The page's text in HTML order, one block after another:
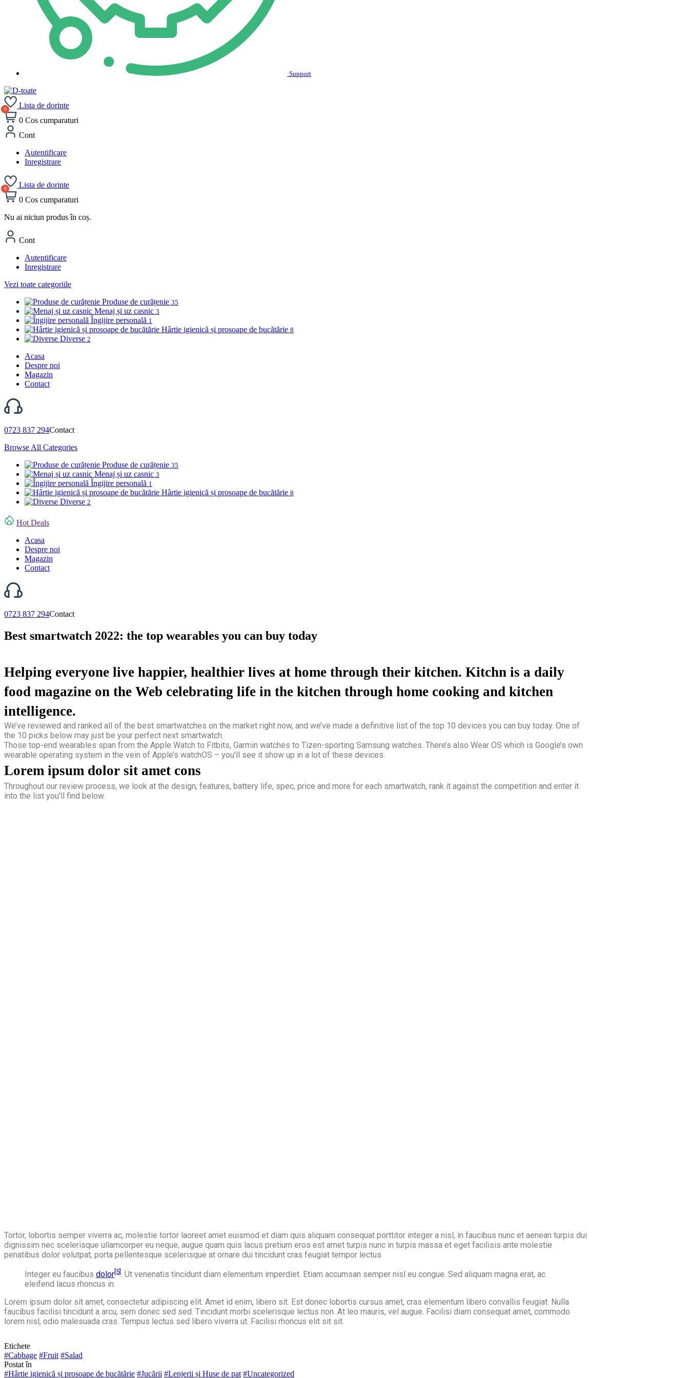
Support
Lista de dorinte
0 Cos cumparaturi
Cont
Autentificare
Inregistrare
Lista de dorinte
0 Cos cumparaturi
Nu ai niciun produs în coș.
Cont
Autentificare
Inregistrare
Vezi toate categoriile
Produse de curățenie 35
Menaj și uz casnic 3
Îngijire personală 1
Hârtie igienică și prosoape de bucătărie 8
Diverse 2
Acasa
Despre noi
Magazin
Contact
0723 837 294Contact
Browse All Categories
Produse de curățenie 35
Menaj și uz casnic 3
Îngijire personală 1
Hârtie igienică și prosoape de bucătărie 8
Diverse 2
Hot Deals
Acasa
Despre noi
Magazin
Contact
0723 837 294Contact
Best smartwatch 2022: the top wearables you can buy today
Helping everyone live happier, healthier lives at home through their kitchen. Kitchn is a daily
food magazine on the Web celebrating life in the kitchen through home cooking and kitchen
intelligence.
We’ve reviewed and ranked all of the best smartwatches on the market right now, and we’ve made a definitive list of the top 10 devices you can buy today. One of
the 10 picks below may just be your perfect next smartwatch.
Those top-end wearables span from the Apple Watch to Fitbits, Garmin watches to Tizen-sporting Samsung watches. There’s also Wear OS which is Google’s own
wearable operating system in the vein of Apple’s watchOS – you’ll see it show up in a lot of these devices.
Lorem ipsum dolor sit amet cons
Throughout our review process, we look at the design, features, battery life, spec, price and more for each smartwatch, rank it against the competition and enter it
into the list you’ll find below.
Tortor, lobortis semper viverra ac, molestie tortor laoreet amet euismod et diam quis aliquam consequat porttitor integer a nisl, in faucibus nunc et aenean turpis dui
dignissim nec scelerisque ullamcorper eu neque, augue quam quis lacus pretium eros est amet turpis nunc in turpis massa et eget facilisis ante molestie
penatibus dolor volutpat, porta pellentesque scelerisque at ornare dui tincidunt cras feugiat tempor lectus
Integer eu faucibus dolor [5] . Ut venenatis tincidunt diam elementum imperdiet. Etiam accumsan semper nisl eu congue. Sed aliquam magna erat, ac
eleifend lacus rhoncus in.
Lorem ipsum dolor sit amet, consectetur adipiscing elit. Amet id enim, libero sit. Est donec lobortis cursus amet, cras elementum libero convallis feugiat. Nulla
faucibus facilisi tincidunt a arcu, sem donec sed sed. Tincidunt morbi scelerisque lectus non. At leo mauris, vel augue. Facilisi diam consequat amet, commodo
lorem nisl, odio malesuada cras. Tempus lectus sed libero viverra ut. Facilisi rhoncus elit sit sit.
Etichete
#Cabbage #Fruit #Salad
Postat în
#Hârtie igienică și prosoape de bucătărie #Jucării #Lenjerii și Huse de pat #Uncategorized